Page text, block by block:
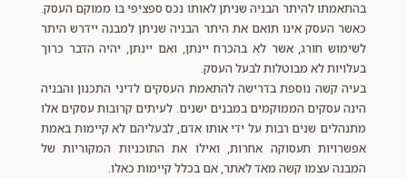
בהתאמתו להיתר הבניה שניתן לאותו נכס ספציפי בו ממוקם העסק.
כאשר העסק אינו תואם את היתר הבניה שניתן למבנה יידרש היתר
לשימוש חורג, אשר לא בהכרח יינתן, ואם יינתן, יהיה הדבר כרוך
בעלויות לא מבוטלות לבעל העסק.
בעיה קשה נוספת בדרישה להתאמת העסקים לדיני התכנון והבניה
הינה עסקים הממוקמים במבנים ישנים. לעיתים קרובות עסקים אלו
מתנהלים שנים רבות על ידי אותו אדם, לבעליהם לא קיימות באמת
אפשרויות תעסוקה אחרות, ואילו את התוכניות המקוריות של
המבנה עצמו קשה מאד לאתר, אם בכלל קיימות כאלו.